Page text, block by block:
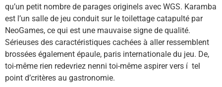
qu’un petit nombre de parages originels avec WGS. Karamba
est l’un salle de jeu conduit sur le toilettage catapulté par
NeoGames, ce qui est une mauvaise signe de qualité.
Sérieuses des caractéristiques cachées à aller ressemblent
brossées également épaule, paris internationale du jeu. De,
toi-même rien redevriez nenni toi-même aspirer vers í tel
point d’critères au gastronomie.